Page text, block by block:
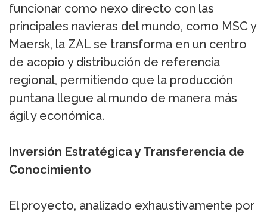
funcionar como nexo directo con las
principales navieras del mundo, como MSC y
Maersk, la ZAL se transforma en un centro
de acopio y distribución de referencia
regional, permitiendo que la producción
puntana llegue al mundo de manera más
ágil y económica.
Inversión Estratégica y Transferencia de
Conocimiento
El proyecto, analizado exhaustivamente por